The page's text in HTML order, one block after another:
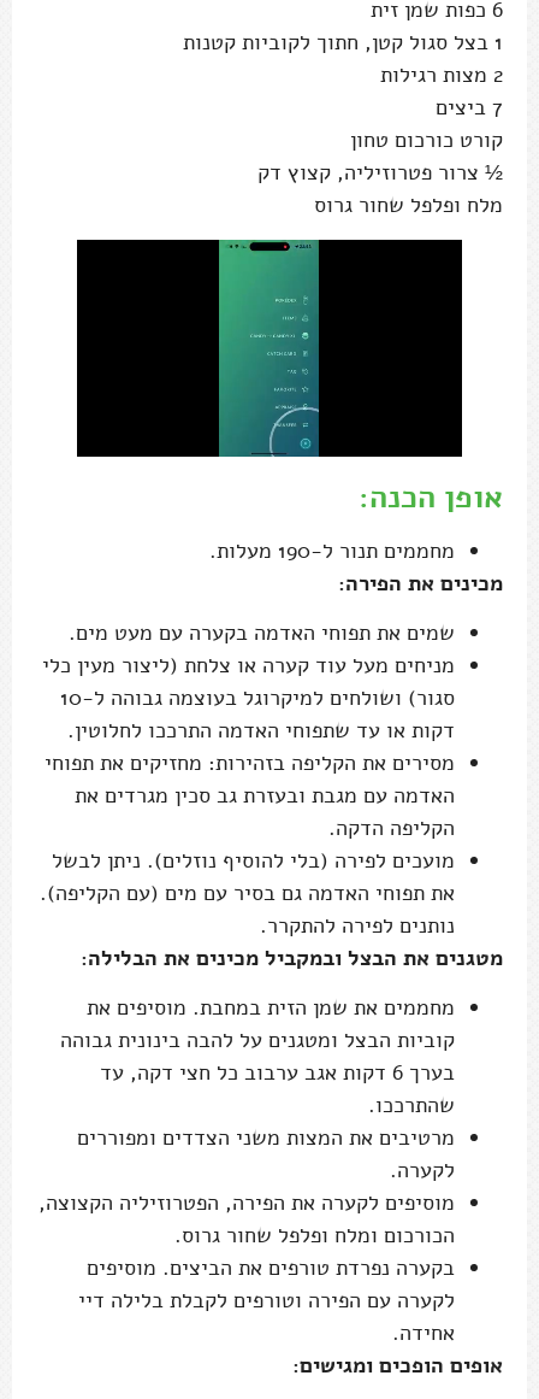
6 כפות שמן זית
1 בצל סגול קטן, חתוך לקוביות קטנות
2 מצות רגילות
7 ביצים
קורט כורכום טחון
½ צרור פטרוזיליה, קצוץ דק
מלח ופלפל שחור גרוס
אופן הכנה:
מחממים תנור ל-190 מעלות.
מכינים את הפירה:
שמים את תפוחי האדמה בקערה עם מעט מים.
מניחים מעל עוד קערה או צלחת (ליצור מעין כלי
סגור) ושולחים למיקרוגל בעוצמה גבוהה ל-10
דקות או עד שתפוחי האדמה התרככו לחלוטין.
מסירים את הקליפה בזהירות: מחזיקים את תפוחי
האדמה עם מגבת ובעזרת גב סכין מגרדים את
הקליפה הדקה.
מועכים לפירה (בלי להוסיף נוזלים). ניתן לבשל
את תפוחי האדמה גם בסיר עם מים (עם הקליפה).
נותנים לפירה להתקרר.
מטגנים את הבצל ובמקביל מכינים את הבלילה:
מחממים את שמן הזית במחבת. מוסיפים את
קוביות הבצל ומטגנים על להבה בינונית גבוהה
בערך 6 דקות אגב ערבוב כל חצי דקה, עד
שהתרככו.
מרטיבים את המצות משני הצדדים ומפוררים
לקערה.
מוסיפים לקערה את הפירה, הפטרוזיליה הקצוצה,
הכורכום ומלח ופלפל שחור גרוס.
בקערה נפרדת טורפים את הביצים. מוסיפים
לקערה עם הפירה וטורפים לקבלת בלילה דיי
אחידה.
אופים הופכים ומגישים: